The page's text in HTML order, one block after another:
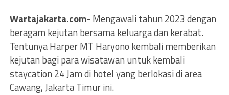
Wartajakarta.com- Mengawali tahun 2023 dengan
beragam kejutan bersama keluarga dan kerabat.
Tentunya Harper MT Haryono kembali memberikan
kejutan bagi para wisatawan untuk kembali
staycation 24 Jam di hotel yang berlokasi di area
Cawang, Jakarta Timur ini.